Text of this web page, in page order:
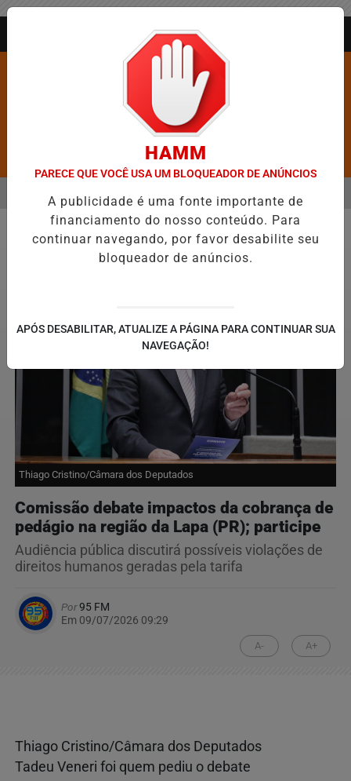
Pesquisar Notícia
É CONFIRMADA NO DIA DO EVANGÉLICO EM JEQUIÉ E REFORÇA
EM ALTA
MENU
Política
Thiago Cristino/Câmara dos Deputados
Comissão debate impactos da cobrança de
pedágio na região da Lapa (PR); participe
Audiência pública discutirá possíveis violações de
direitos humanos geradas pela tarifa
Por95 FM
Em 09/07/2026 09:29
A- A+
Thiago Cristino/Câmara dos Deputados
Tadeu Veneri foi quem pediu o debate
HAMM
PARECE QUE VOCÊ USA UM BLOQUEADOR DE ANÚNCIOS
A publicidade é uma fonte importante de
financiamento do nosso conteúdo. Para
continuar navegando, por favor desabilite seu
bloqueador de anúncios.
APÓS DESABILITAR, ATUALIZE A PÁGINA PARA CONTINUAR SUA
NAVEGAÇÃO!